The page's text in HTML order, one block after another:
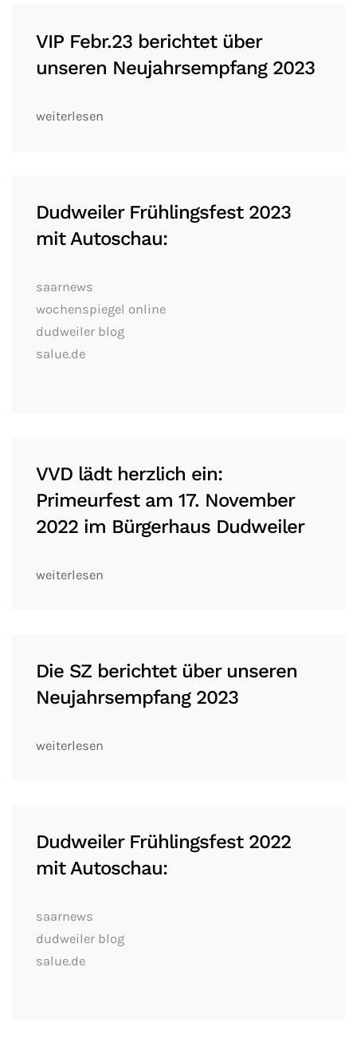
VIP Febr.23 berichtet über
unseren Neujahrsempfang 2023
weiterlesen
Dudweiler Frühlingsfest 2023
mit Autoschau:
saarnews
wochenspiegel online
dudweiler blog
salue.de
VVD lädt herzlich ein:
Primeurfest am 17. November
2022 im Bürgerhaus Dudweiler
weiterlesen
Die SZ berichtet über unseren
Neujahrsempfang 2023
weiterlesen
Dudweiler Frühlingsfest 2022
mit Autoschau:
saarnews
dudweiler blog
salue.de